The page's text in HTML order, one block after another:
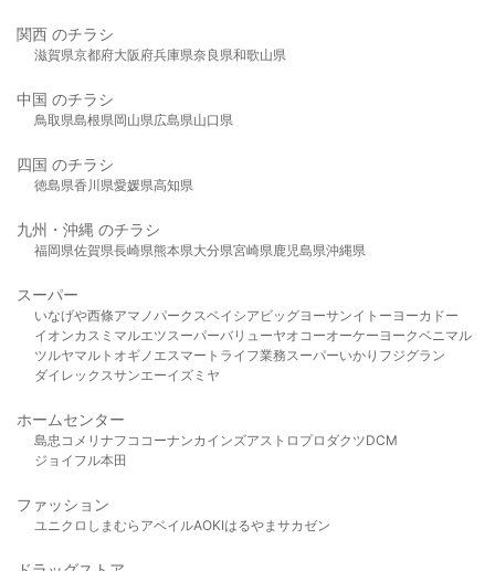
関西 のチラシ
滋賀県京都府大阪府兵庫県奈良県和歌山県
中国 のチラシ
鳥取県島根県岡山県広島県山口県
四国 のチラシ
徳島県香川県愛媛県高知県
九州・沖縄 のチラシ
福岡県佐賀県長崎県熊本県大分県宮崎県鹿児島県沖縄県
スーパー
いなげや西條アマノパークスベイシア ビッグヨーサンイトーヨーカドー
イオンカスミ マルエツスーパーバリューヤオコーオーケー ヨークベニマル
ツルヤマルト オギノ エスマート ライフ業務スーパーいかり フジグラン
ダイレックスサンエーイズミヤ
ホームセンター
島忠 コメリ ナフコ コーナンカインズアストロプロダクツDCM
ジョイフル本田
ファッション
ユニクロ しまむら アベイルAOKIはるやま サカゼン